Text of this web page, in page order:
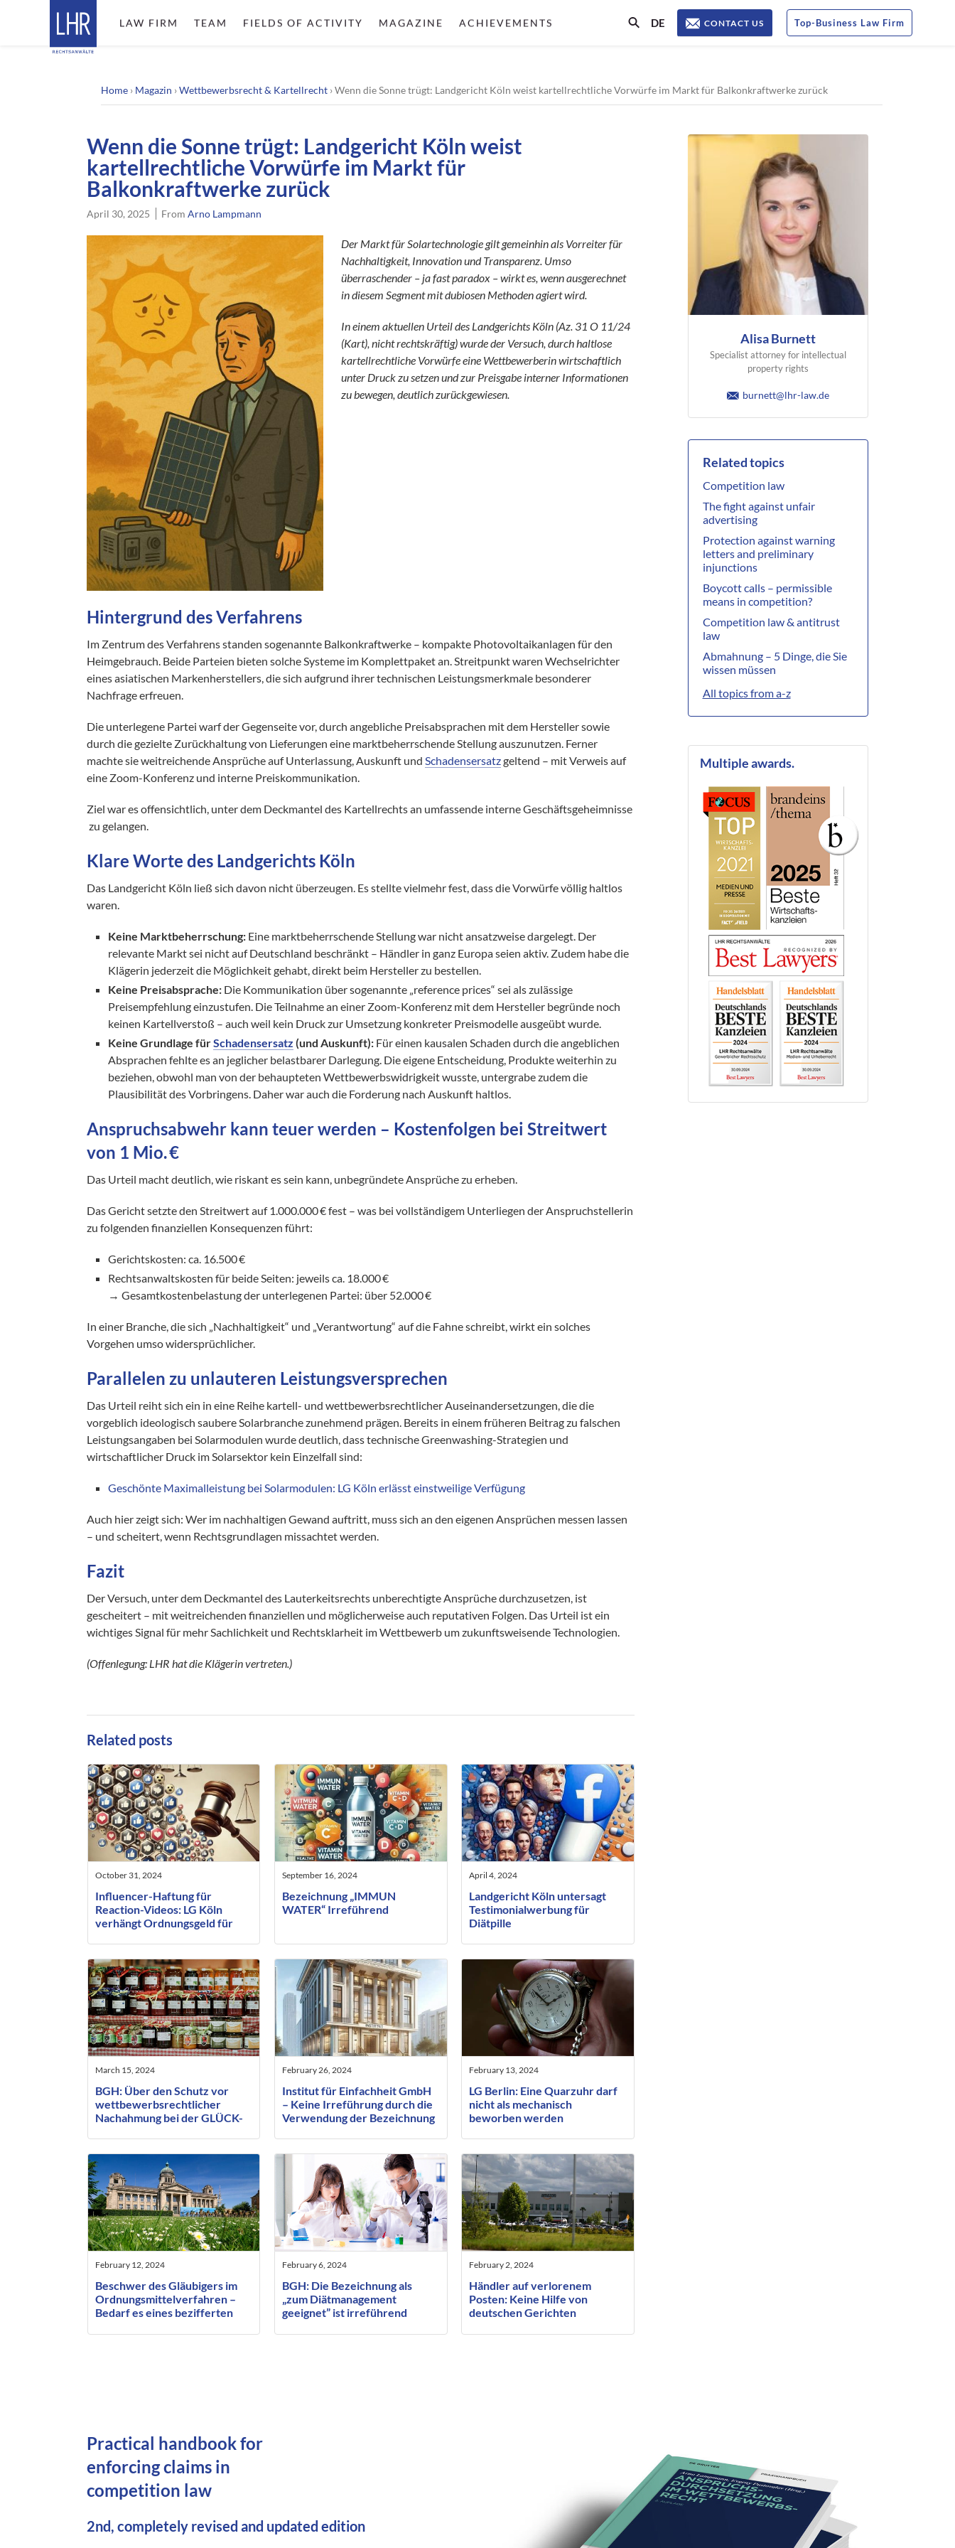
Top-Business Law Firm
CONTACT US
LAW FIRM TEAM FIELDS OF ACTIVITY MAGAZINE ACHIEVEMENTS DE
Home › Magazin ›Wettbewerbsrecht & Kartellrecht ›Wenn die Sonne trügt: Landgericht Köln weist kartellrechtliche Vorwürfe im Markt für Balkonkraftwerke zurück
Wenn die Sonne trügt: Landgericht Köln weist
kartellrechtliche Vorwürfe im Markt für
Balkonkraftwerke zurück
April 30, 2025 FromArno Lampmann
Der Markt für Solartechnologie gilt gemeinhin als Vorreiter für
Nachhaltigkeit, Innovation und Transparenz. Umso
überraschender – ja fast paradox – wirkt es, wenn ausgerechnet
in diesem Segment mit dubiosen Methoden agiert wird.
In einem aktuellen Urteil des Landgerichts Köln (Az. 31 O 11/24
(Kart), nicht rechtskräftig) wurde der Versuch, durch haltlose
kartellrechtliche Vorwürfe eine Wettbewerberin wirtschaftlich
unter Druck zu setzen und zur Preisgabe interner Informationen
zu bewegen, deutlich zurückgewiesen.
Hintergrund des Verfahrens
Im Zentrum des Verfahrens standen sogenannte Balkonkraftwerke – kompakte Photovoltaikanlagen für den
Heimgebrauch. Beide Parteien bieten solche Systeme im Komplettpaket an. Streitpunkt waren Wechselrichter
eines asiatischen Markenherstellers, die sich aufgrund ihrer technischen Leistungsmerkmale besonderer
Nachfrage erfreuen.
Die unterlegene Partei warf der Gegenseite vor, durch angebliche Preisabsprachen mit dem Hersteller sowie
durch die gezielte Zurückhaltung von Lieferungen eine marktbeherrschende Stellung auszunutzen. Ferner
machte sie weitreichende Ansprüche auf Unterlassung, Auskunft undSchadensersatzgeltend – mit Verweis auf
eine Zoom-Konferenz und interne Preiskommunikation.
Ziel war es offensichtlich, unter dem Deckmantel des Kartellrechts an umfassende interne Geschäftsgeheimnisse
zu gelangen.
Klare Worte des Landgerichts Köln
Das Landgericht Köln ließ sich davon nicht überzeugen. Es stellte vielmehr fest, dass die Vorwürfe völlig haltlos
waren.
Keine Marktbeherrschung: Eine marktbeherrschende Stellung war nicht ansatzweise dargelegt. Der
relevante Markt sei nicht auf Deutschland beschränkt – Händler in ganz Europa seien aktiv. Zudem habe die
Klägerin jederzeit die Möglichkeit gehabt, direkt beim Hersteller zu bestellen​.
Keine Preisabsprache: Die Kommunikation über sogenannte „reference prices“ sei als zulässige
Preisempfehlung einzustufen. Die Teilnahme an einer Zoom-Konferenz mit dem Hersteller begründe noch
keinen Kartellverstoß – auch weil kein Druck zur Umsetzung konkreter Preismodelle ausgeübt wurde​.
Keine Grundlage fürSchadensersatz (und Auskunft): Für einen kausalen Schaden durch die angeblichen
Absprachen fehlte es an jeglicher belastbarer Darlegung. Die eigene Entscheidung, Produkte weiterhin zu
beziehen, obwohl man von der behaupteten Wettbewerbswidrigkeit wusste, untergrabe zudem die
Plausibilität​ des Vorbringens. Daher war auch die Forderung nach Auskunft haltlos.
Anspruchsabwehr kann teuer werden – Kostenfolgen bei Streitwert
von 1 Mio. €
Das Urteil macht deutlich, wie riskant es sein kann, unbegründete Ansprüche zu erheben.
Das Gericht setzte den Streitwert auf 1.000.000 € fest – was bei vollständigem Unterliegen der Anspruchstellerin
zu folgenden finanziellen Konsequenzen führt:
Gerichtskosten: ca. 16.500 €
Rechtsanwaltskosten für beide Seiten: jeweils ca. 18.000 €
→ Gesamtkostenbelastung der unterlegenen Partei: über 52.000 €
In einer Branche, die sich „Nachhaltigkeit“ und „Verantwortung“ auf die Fahne schreibt, wirkt ein solches
Vorgehen umso widersprüchlicher.
Parallelen zu unlauteren Leistungsversprechen
Das Urteil reiht sich ein in eine Reihe kartell- und wettbewerbsrechtlicher Auseinandersetzungen, die die
vorgeblich ideologisch saubere Solarbranche zunehmend prägen. Bereits in einem früheren Beitrag zu falschen
Leistungsangaben bei Solarmodulen wurde deutlich, dass technische Greenwashing-Strategien und
wirtschaftlicher Druck im Solarsektor kein Einzelfall sind:
Geschönte Maximalleistung bei Solarmodulen: LG Köln erlässt einstweilige Verfügung
Auch hier zeigt sich: Wer im nachhaltigen Gewand auftritt, muss sich an den eigenen Ansprüchen messen lassen
– und scheitert, wenn Rechtsgrundlagen missachtet werden.
Fazit
Der Versuch, unter dem Deckmantel des Lauterkeitsrechts unberechtigte Ansprüche durchzusetzen, ist
gescheitert – mit weitreichenden finanziellen und möglicherweise auch reputativen Folgen. Das Urteil ist ein
wichtiges Signal für mehr Sachlichkeit und Rechtsklarheit im Wettbewerb um zukunftsweisende Technologien.
(Offenlegung: LHR hat die Klägerin vertreten.)
Related posts
October 31, 2024
Influencer-Haftung für
Reaction-Videos: LG Köln
verhängt Ordnungsgeld für
September 16, 2024
Bezeichnung „IMMUN
WATER“ Irreführend
April 4, 2024
Landgericht Köln untersagt
Testimonialwerbung für
Diätpille
March 15, 2024
BGH: Über den Schutz vor
wettbewerbsrechtlicher
Nachahmung bei der GLÜCK-
February 26, 2024
Institut für Einfachheit GmbH
– Keine Irreführung durch die
Verwendung der Bezeichnung
February 13, 2024
LG Berlin: Eine Quarzuhr darf
nicht als mechanisch
beworben werden
February 12, 2024
Beschwer des Gläubigers im
Ordnungsmittelverfahren –
Bedarf es eines bezifferten
February 6, 2024
BGH: Die Bezeichnung als
„zum Diätmanagement
geeignet” ist irreführend
February 2, 2024
Händler auf verlorenem
Posten: Keine Hilfe von
deutschen Gerichten
Alisa Burnett
Specialist attorney for intellectual
property rights
burnett@lhr-law.de
Related topics
Competition law
The fight against unfair
advertising
Protection against warning
letters and preliminary
injunctions
Boycott calls – permissible
means in competition?
Competition law & antitrust
law
Abmahnung – 5 Dinge, die Sie
wissen müssen
All topics from a-z
Multiple awards.
Practical handbook for
enforcing claims in
competition law
2nd, completely revised and updated edition